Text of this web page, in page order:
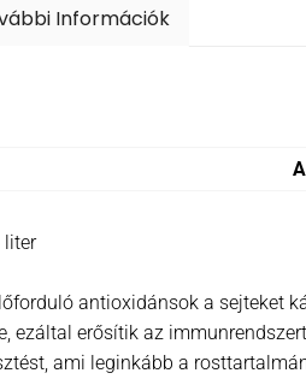
Információk
liter
antioxidánsok a sejteket
ezáltal erősítik az
ami leginkább a